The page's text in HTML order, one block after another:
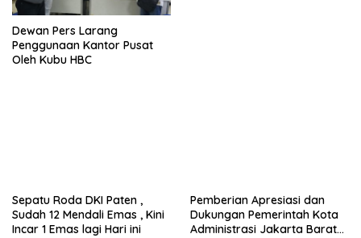
Dewan Pers Larang
Penggunaan Kantor Pusat
Oleh Kubu HBC
Sepatu Roda DKI Paten ,
Sudah 12 Mendali Emas , Kini
Incar 1 Emas lagi Hari ini
Pemberian Apresiasi dan
Dukungan Pemerintah Kota
Administrasi Jakarta Barat